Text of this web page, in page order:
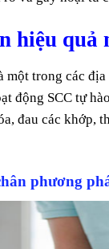
hiệu quả
một trong các
động SCC tự
đau các khớp,
phương